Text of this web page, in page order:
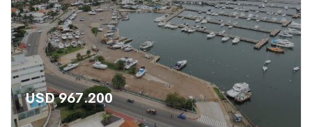
USD 967.200